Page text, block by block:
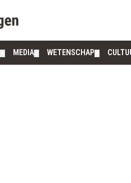
MEDIA WETENSCHAP